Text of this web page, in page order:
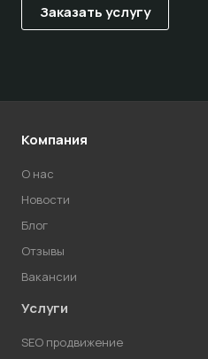
Компания
О нас
Новости
Блог
Отзывы
Вакансии
Услуги
SEO продвижение